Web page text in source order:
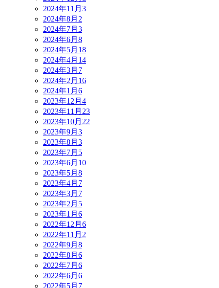
2024年11月 3
2024年8月 2
2024年7月 3
2024年6月 8
2024年5月 18
2024年4月 14
2024年3月 7
2024年2月 16
2024年1月 6
2023年12月 4
2023年11月 23
2023年10月 22
2023年9月 3
2023年8月 3
2023年7月 5
2023年6月 10
2023年5月 8
2023年4月 7
2023年3月 7
2023年2月 5
2023年1月 6
2022年12月 6
2022年11月 2
2022年9月 8
2022年8月 6
2022年7月 6
2022年6月 6
2022年5月 7